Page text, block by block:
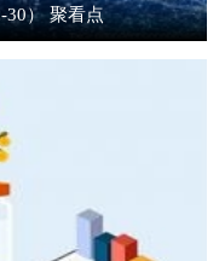
30） 聚看点